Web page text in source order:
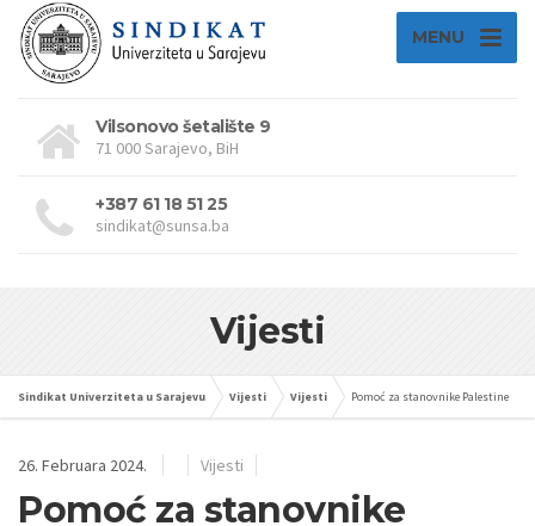
MENU
Vilsonovo šetalište 9
71 000 Sarajevo, BiH
+387 61 18 51 25
sindikat@sunsa.ba
Vijesti
Sindikat Univerziteta u Sarajevu Vijesti Vijesti Pomoć za stanovnike Palestine
26. Februara 2024. Vijesti
Pomoć za stanovnike